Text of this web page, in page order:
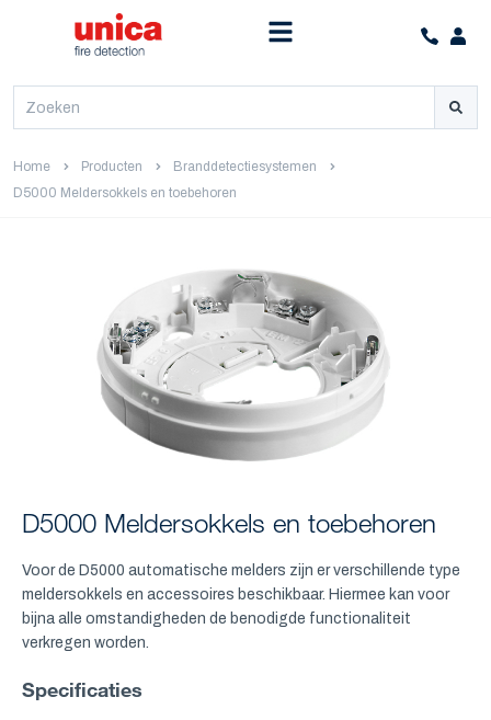
Home Producten
Branddetectiesystemen
D5000 Meldersokkels en toebehoren
D5000 Meldersokkels en toebehoren
Voor de D5000 automatische melders zijn er verschillende type
meldersokkels en accessoires beschikbaar. Hiermee kan voor
bijna alle omstandigheden de benodigde functionaliteit
verkregen worden.
Specificaties